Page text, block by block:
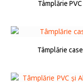
Tâmplărie PVC
Tâmplărie case